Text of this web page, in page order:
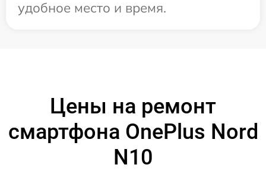
удобное место и время.
Цены на ремонт
смартфона OnePlus Nord
N10